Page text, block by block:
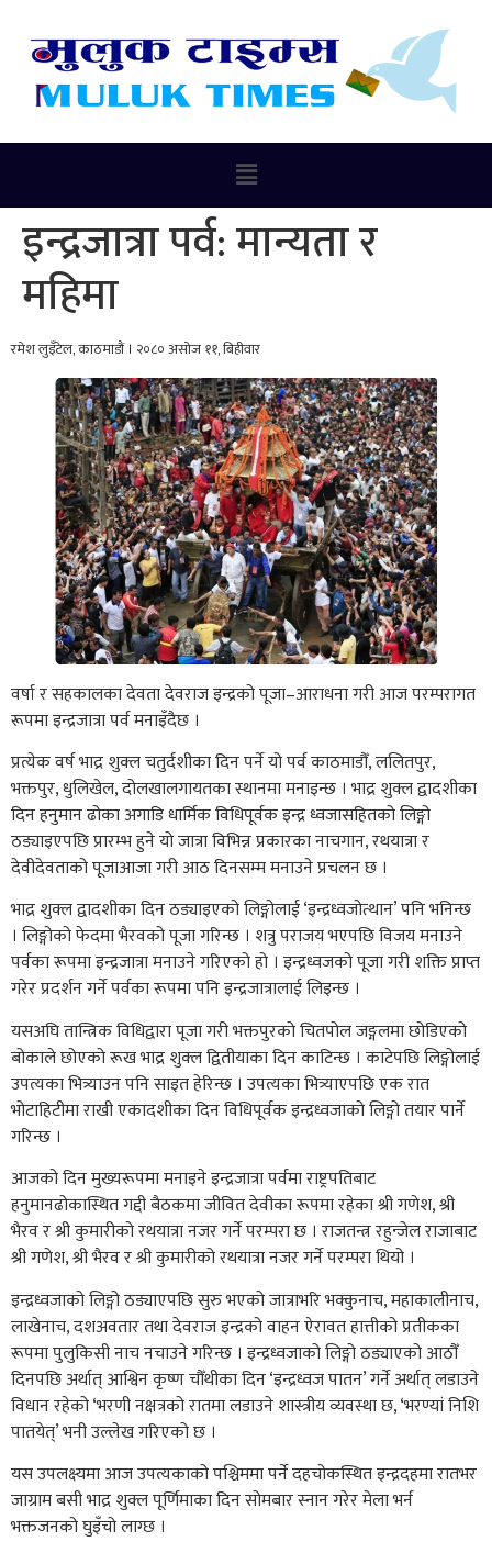
इन्द्रजात्रा पर्व: मान्यता र
महिमा
रमेश लुइँटेल, काठमाडौं । २०८० असोज ११, बिहीवार
वर्षा र सहकालका देवता देवराज इन्द्रको पूजा–आराधना गरी आज परम्परागत
रूपमा इन्द्रजात्रा पर्व मनाइँदैछ ।
प्रत्येक वर्ष भाद्र शुक्ल चतुर्दशीका दिन पर्ने यो पर्व काठमाडौँ, ललितपुर,
भक्तपुर, धुलिखेल, दोलखालगायतका स्थानमा मनाइन्छ । भाद्र शुक्ल द्वादशीका
दिन हनुमान ढोका अगाडि धार्मिक विधिपूर्वक इन्द्र ध्वजासहितको लिङ्गो
ठड्याइएपछि प्रारम्भ हुने यो जात्रा विभिन्न प्रकारका नाचगान, रथयात्रा र
देवीदेवताको पूजाआजा गरी आठ दिनसम्म मनाउने प्रचलन छ ।
भाद्र शुक्ल द्वादशीका दिन ठड्याइएको लिङ्गोलाई ‘इन्द्रध्वजोत्थान’ पनि भनिन्छ
। लिङ्गोको फेदमा भैरवको पूजा गरिन्छ । शत्रु पराजय भएपछि विजय मनाउने
पर्वका रूपमा इन्द्रजात्रा मनाउने गरिएको हो । इन्द्रध्वजको पूजा गरी शक्ति प्राप्त
गरेर प्रदर्शन गर्ने पर्वका रूपमा पनि इन्द्रजात्रालाई लिइन्छ ।
यसअघि तान्त्रिक विधिद्वारा पूजा गरी भक्तपुरको चितपोल जङ्गलमा छोडिएको
बोकाले छोएको रूख भाद्र शुक्ल द्वितीयाका दिन काटिन्छ । काटेपछि लिङ्गोलाई
उपत्यका भित्र्याउन पनि साइत हेरिन्छ । उपत्यका भित्र्याएपछि एक रात
भोटाहिटीमा राखी एकादशीका दिन विधिपूर्वक इन्द्रध्वजाको लिङ्गो तयार पार्ने
गरिन्छ ।
आजको दिन मुख्यरूपमा मनाइने इन्द्रजात्रा पर्वमा राष्ट्रपतिबाट
हनुमानढोकास्थित गद्दी बैठकमा जीवित देवीका रूपमा रहेका श्री गणेश, श्री
भैरव र श्री कुमारीको रथयात्रा नजर गर्ने परम्परा छ । राजतन्त्र रहुन्जेल राजाबाट
श्री गणेश, श्री भैरव र श्री कुमारीको रथयात्रा नजर गर्ने परम्परा थियो ।
इन्द्रध्वजाको लिङ्गो ठड्याएपछि सुरु भएको जात्राभरि भक्कुनाच, महाकालीनाच,
लाखेनाच, दशअवतार तथा देवराज इन्द्रको वाहन ऐरावत हात्तीको प्रतीकका
रूपमा पुलुकिसी नाच नचाउने गरिन्छ । इन्द्रध्वजाको लिङ्गो ठड्याएको आठौँ
दिनपछि अर्थात् आश्विन कृष्ण चौँथीका दिन ‘इन्द्रध्वज पातन’ गर्ने अर्थात् लडाउने
विधान रहेको ‘भरणी नक्षत्रको रातमा लडाउने शास्त्रीय व्यवस्था छ, ‘भरण्यां निशि
पातयेत्’ भनी उल्लेख गरिएको छ ।
यस उपलक्ष्यमा आज उपत्यकाको पश्चिममा पर्ने दहचोकस्थित इन्द्रदहमा रातभर
जाग्राम बसी भाद्र शुक्ल पूर्णिमाका दिन सोमबार स्नान गरेर मेला भर्न
भक्तजनको घुइँचो लाग्छ ।